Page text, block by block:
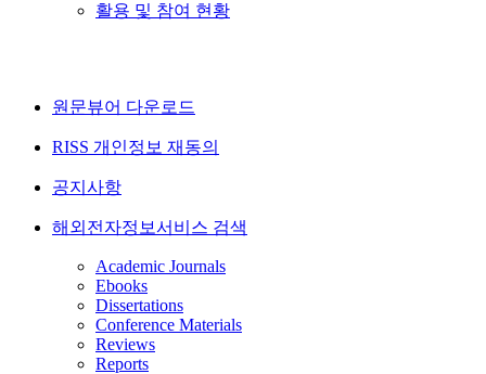
활용 및 참여 현황
원문뷰어 다운로드
RISS 개인정보 재동의
공지사항
해외전자정보서비스 검색
Academic Journals
Ebooks
Dissertations
Conference Materials
Reviews
Reports